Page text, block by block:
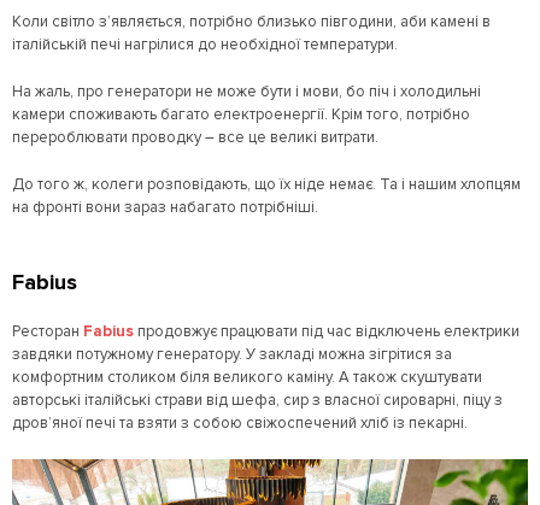
Коли світло з’являється, потрібно близько півгодини, аби камені в
італійській печі нагрілися до необхідної температури.
На жаль, про генератори не може бути і мови, бо піч і холодильні
камери споживають багато електроенергії. Крім того, потрібно
перероблювати проводку – все це великі витрати.
До того ж, колеги розповідають, що їх ніде немає. Та і нашим хлопцям
на фронті вони зараз набагато потрібніші.
Fabius
Ресторан Fabius продовжує працювати під час відключень електрики
завдяки потужному генератору. У закладі можна зігрітися за
комфортним столиком біля великого каміну. А також скуштувати
авторські італійські страви від шефа, сир з власної сироварні, піцу з
дров’яної печі та взяти з собою свіжоспечений хліб із пекарні.